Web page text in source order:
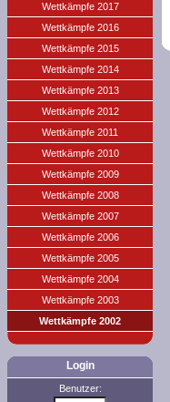
Wettkämpfe 2017
Wettkämpfe 2016
Wettkämpfe 2015
Wettkämpfe 2014
Wettkämpfe 2013
Wettkämpfe 2012
Wettkämpfe 2011
Wettkämpfe 2010
Wettkämpfe 2009
Wettkämpfe 2008
Wettkämpfe 2007
Wettkämpfe 2006
Wettkämpfe 2005
Wettkämpfe 2004
Wettkämpfe 2003
Wettkämpfe 2002
Login
Benutzer: